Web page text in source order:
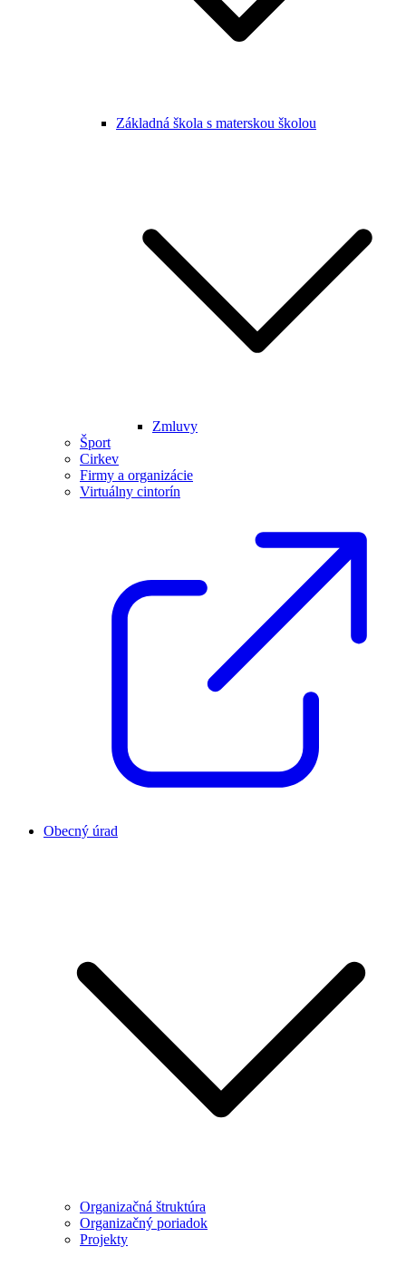
Základná škola s materskou školou
Zmluvy
Šport
Cirkev
Firmy a organizácie
Virtuálny cintorín
Obecný úrad
Organizačná štruktúra
Organizačný poriadok
Projekty